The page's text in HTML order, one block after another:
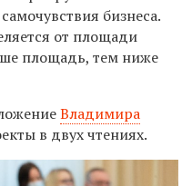
бизнеса.
от площади
площадь, тем ниже
Владимира
в двух чтениях.